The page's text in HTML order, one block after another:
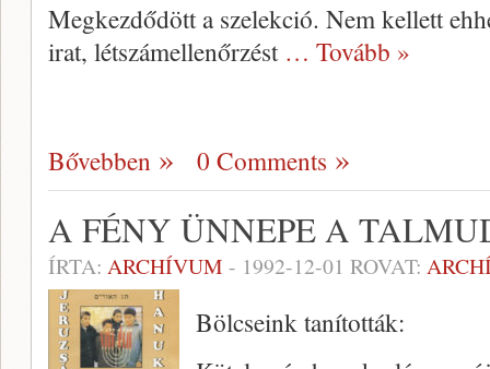
Megkezdődött a szelekció. Nem kellett
irat, létszámellenőrzést … Tovább »
Bővebben 0 Comments
A FÉNY ÜNNEPE A
ÍRTA: ARCHÍVUM - 1992-12-01 ROVAT:
Bölcseink tanították: